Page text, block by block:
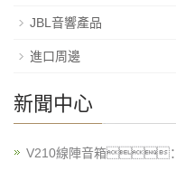
JBL音響產品
進口周邊
新聞中心
V210線陣音箱：